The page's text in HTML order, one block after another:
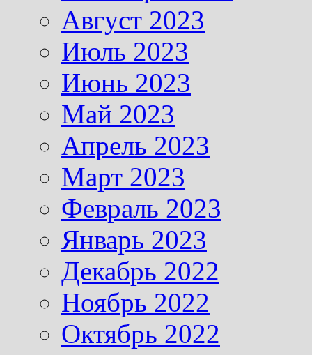
Август 2023
Июль 2023
Июнь 2023
Май 2023
Апрель 2023
Март 2023
Февраль 2023
Январь 2023
Декабрь 2022
Ноябрь 2022
Октябрь 2022